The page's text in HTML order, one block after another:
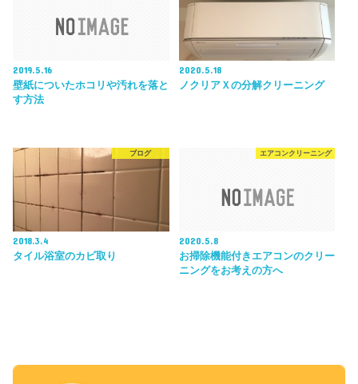
2019.5.16
壁紙についたホコリや汚れを落と
す方法
2020.5.18
ノクリアＸの分解クリーニング
ブログ
2018.3.4
タイル浴室のカビ取り
エアコンクリーニング
2020.5.8
お掃除機能付きエアコンのクリー
ニングをお考えの方へ